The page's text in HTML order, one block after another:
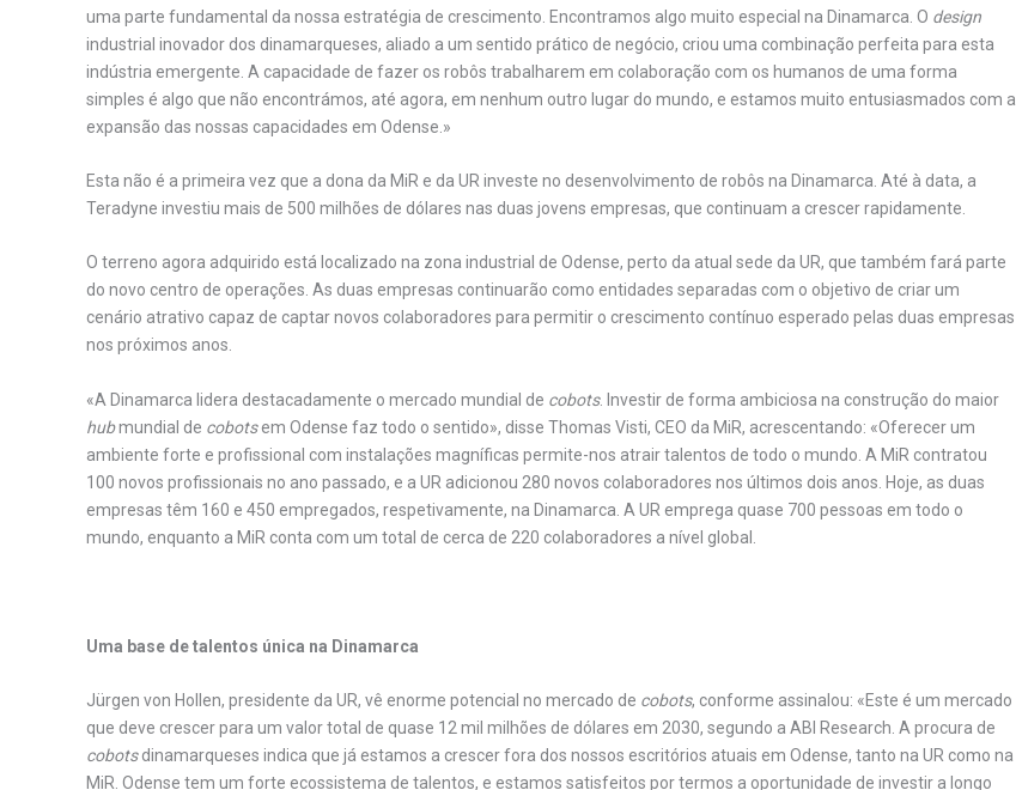
uma parte fundamental da nossa estratégia de crescimento. Encontramos algo muito especial na Dinamarca. O design
industrial inovador dos dinamarqueses, aliado a um sentido prático de negócio, criou uma combinação perfeita para esta
indústria emergente. A capacidade de fazer os robôs trabalharem em colaboração com os humanos de uma forma
simples é algo que não encontrámos, até agora, em nenhum outro lugar do mundo, e estamos muito entusiasmados com a
expansão das nossas capacidades em Odense.»
Esta não é a primeira vez que a dona da MiR e da UR investe no desenvolvimento de robôs na Dinamarca. Até à data, a
Teradyne investiu mais de 500 milhões de dólares nas duas jovens empresas, que continuam a crescer rapidamente.
O terreno agora adquirido está localizado na zona industrial de Odense, perto da atual sede da UR, que também fará parte
do novo centro de operações. As duas empresas continuarão como entidades separadas com o objetivo de criar um
cenário atrativo capaz de captar novos colaboradores para permitir o crescimento contínuo esperado pelas duas empresas
nos próximos anos.
«A Dinamarca lidera destacadamente o mercado mundial de cobots. Investir de forma ambiciosa na construção do maior
hubmundial de cobotsem Odense faz todo o sentido», disse Thomas Visti, CEO da MiR, acrescentando: «Oferecer um
ambiente forte e profissional com instalações magníficas permite-nos atrair talentos de todo o mundo. A MiR contratou
100 novos profissionais no ano passado, e a UR adicionou 280 novos colaboradores nos últimos dois anos. Hoje, as duas
empresas têm 160 e 450 empregados, respetivamente, na Dinamarca. A UR emprega quase 700 pessoas em todo o
mundo, enquanto a MiR conta com um total de cerca de 220 colaboradores a nível global.
Uma base de talentos única na Dinamarca
Jürgen von Hollen, presidente da UR, vê enorme potencial no mercado de cobots, conforme assinalou: «Este é um mercado
que deve crescer para um valor total de quase 12 mil milhões de dólares em 2030, segundo a ABI Research. A procura de
cobotsdinamarqueses indica que já estamos a crescer fora dos nossos escritórios atuais em Odense, tanto na UR como na
MiR. Odense tem um forte ecossistema de talentos, e estamos satisfeitos por termos a oportunidade de investir a longo